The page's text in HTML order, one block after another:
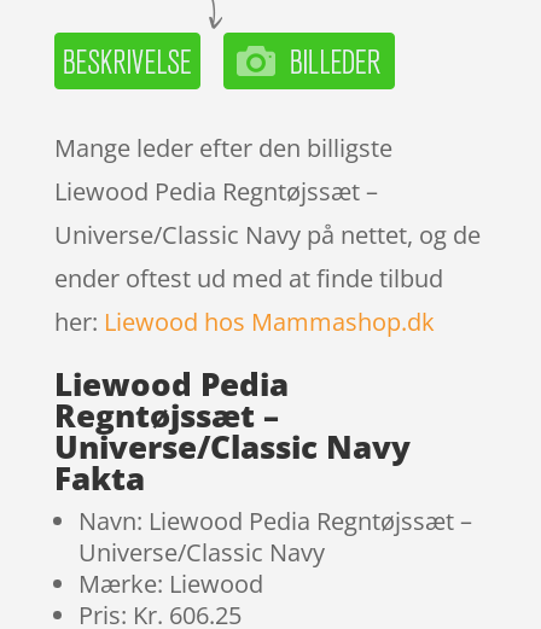
Mange leder efter den billigste
Liewood Pedia Regntøjssæt –
Universe/Classic Navy på nettet, og de
ender oftest ud med at finde tilbud
her: Liewood hos Mammashop.dk
Liewood Pedia
Regntøjssæt –
Universe/Classic Navy
Fakta
Navn: Liewood Pedia Regntøjssæt –
Universe/Classic Navy
Mærke: Liewood
Pris: Kr. 606.25